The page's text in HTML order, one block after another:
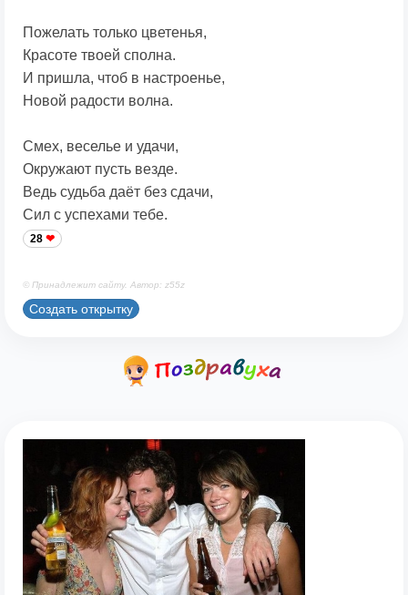
Пожелать только цветенья,
Красоте твоей сполна.
И пришла, чтоб в настроенье,
Новой радости волна.
Смех, веселье и удачи,
Окружают пусть везде.
Ведь судьба даёт без сдачи,
Сил с успехами тебе.
28
© Принадлежит сайту. Автор: z55z
Создать открытку